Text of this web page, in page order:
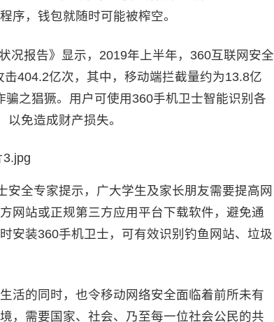
序，钱包就随时可能被榨空。
报告》显示，2019年上半年，360互联网安全
404.2亿次，其中，移动端拦截量约为13.8亿
之猖獗。用户可使用360手机卫士智能识别各
以免造成财产损失。
全专家提示，广大学生及家长朋友需要提高网
网站或正规第三方应用平台下载软件，避免通
安装360手机卫士，可有效识别钓鱼网站、垃圾
的同时，也令移动网络安全面临着前所未有
，需要国家、社会、乃至每一位社会公民的共